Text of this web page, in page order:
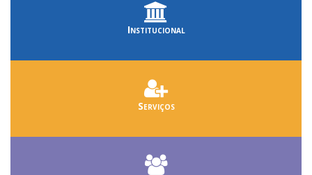
Institucional
Serviços